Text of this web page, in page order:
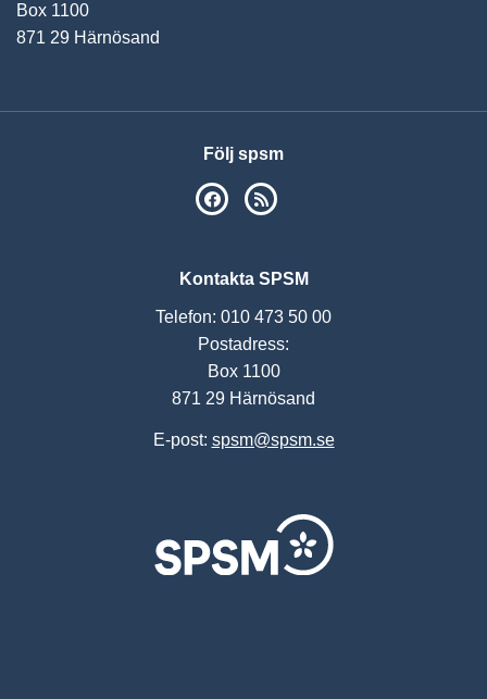
Box 1100
871 29 Härnösand
Följ spsm
SPSM på Facebook
Kontakta SPSM
Telefon: 010 473 50 00
Postadress:
Box 1100
871 29 Härnösand
E-post: spsm@spsm.se